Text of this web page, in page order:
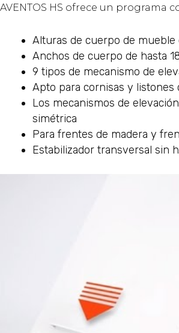
AVENTOS HS ofrece un programa
Alturas de cuerpo de
Anchos de cuerpo de hasta
9 tipos de mecanismo de
Apto para cornisas y listones
Los mecanismos de
simétrica
Para frentes de madera y
Estabilizador transversal sin